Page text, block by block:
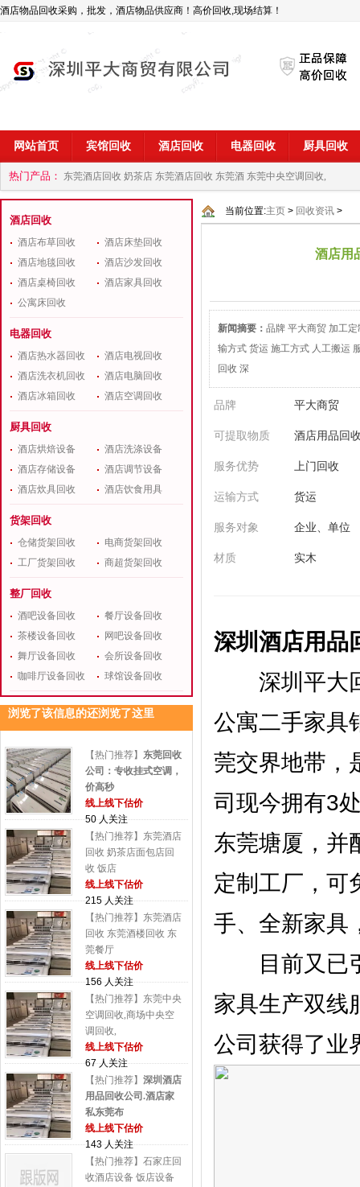
酒店物品回收采购，批发，酒店物品供应商！高价回收,现场结算！
网站首页 宾馆回收 酒店回收 电器回收 厨具回收
热门产品： 东莞酒店回收 奶茶店 东莞酒店回收 东莞酒 东莞中央空调回收,
商 深圳酒店用品回收公司
酒店回收
酒店布草回收
酒店床垫回收
酒店地毯回收
酒店沙发回收
酒店桌椅回收
酒店家具回收
公寓床回收
电器回收
酒店热水器回收
酒店电视回收
酒店洗衣机回收
酒店电脑回收
酒店冰箱回收
酒店空调回收
厨具回收
酒店烘焙设备
酒店洗涤设备
酒店存储设备
酒店调节设备
酒店炊具回收
酒店饮食用具
货架回收
仓储货架回收
电商货架回收
工厂货架回收
商超货架回收
整厂回收
酒吧设备回收
餐厅设备回收
茶楼设备回收
网吧设备回收
舞厅设备回收
会所设备回收
咖啡厅设备回收
球馆设备回收
浏览了该信息的还浏览了这里
【热门推荐】 东莞回收
公司：专收挂式空调，
价高秒
线上线下估价
50 人关注
【热门推荐】东莞酒店
回收 奶茶店面包店回
收 饭店
线上线下估价
215 人关注
【热门推荐】东莞酒店
回收 东莞酒楼回收 东
莞餐厅
线上线下估价
156 人关注
【热门推荐】东莞中央
空调回收,商场中央空
调回收,
线上线下估价
67 人关注
【热门推荐】 深圳酒店
用品回收公司.酒店家
私东莞布
线上线下估价
143 人关注
【热门推荐】石家庄回
收酒店设备 饭店设备
当前位置:主页 > 回收资讯 >
酒店用
新闻摘要： 品牌 平大商贸 加工
输方式 货运 施工方式 人工搬运
回收 深
品牌 平大商贸
可提取物质 酒店用品回
服务优势 上门回收
运输方式 货运
服务对象 企业、单位
材质 实木
深圳酒店用品
深圳平大回
公寓二手家具
莞交界地带，
司现今拥有3
东莞塘厦，并
定制工厂，可
手、全新家具
目前又已引
家具生产双线
公司获得了业